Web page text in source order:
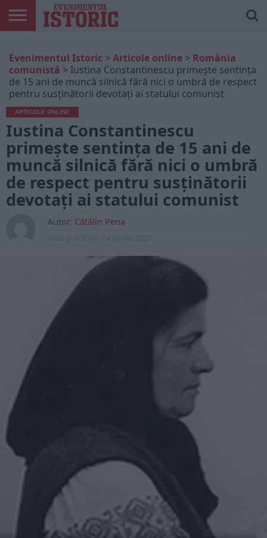
ONLINE
EDIȚII
TIPĂRITE
ISTORIC
PLAY
CONTUL
MEU
Evenimentul Istoric > Articole online > România
comunistă > Iustina Constantinescu primește sentința
de 15 ani de muncă silnică fără nici o umbră de respect
pentru susţinătorii devotaţi ai statului comunist
ARTICOLE ONLINE
Iustina Constantinescu
primește sentința de 15 ani de
muncă silnică fără nici o umbră
de respect pentru susţinătorii
devotaţi ai statului comunist
Autor: Cătălin Pena